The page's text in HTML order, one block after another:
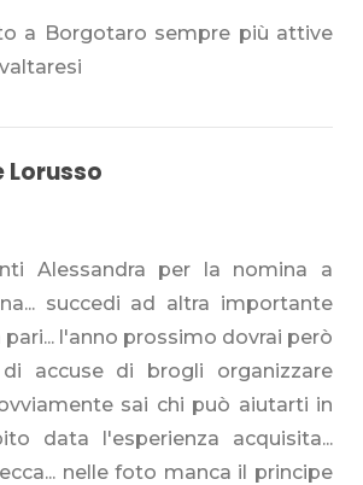
a Borgotaro sempre più attive
Lorusso
Alessandra per la nomina a
succedi ad altra importante
l'anno prossimo dovrai però
accuse di brogli organizzare
sai chi può aiutarti in
data l'esperienza acquisita...
nelle foto manca il principe